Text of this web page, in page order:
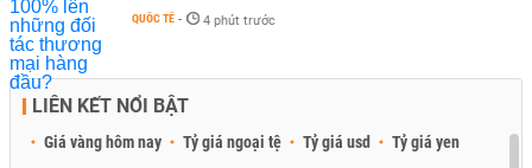
QUỐC TẾ - 4 phút trước
LIÊN KẾT NỔI BẬT
Giá vàng hôm nay Tỷ giá ngoại tệ Tỷ giá usd
Tỷ giá yen